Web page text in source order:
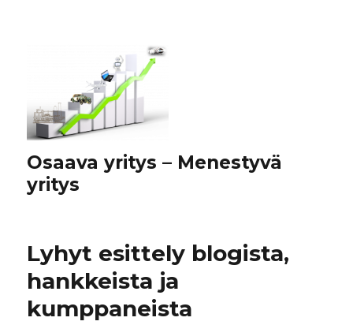
Osaava yritys – Menestyvä
yritys
Lyhyt esittely blogista,
hankkeista ja
kumppaneista